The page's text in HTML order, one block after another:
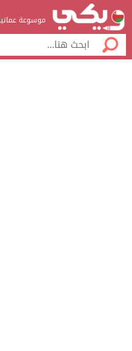
موسوعة